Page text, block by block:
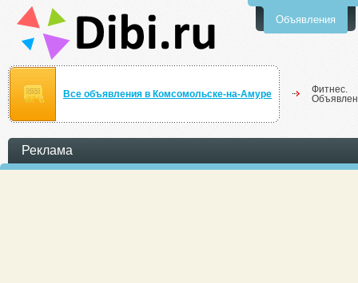
Объявления
Все объявления в Комсомольске-на-Амуре
Фитнес.
Реклама